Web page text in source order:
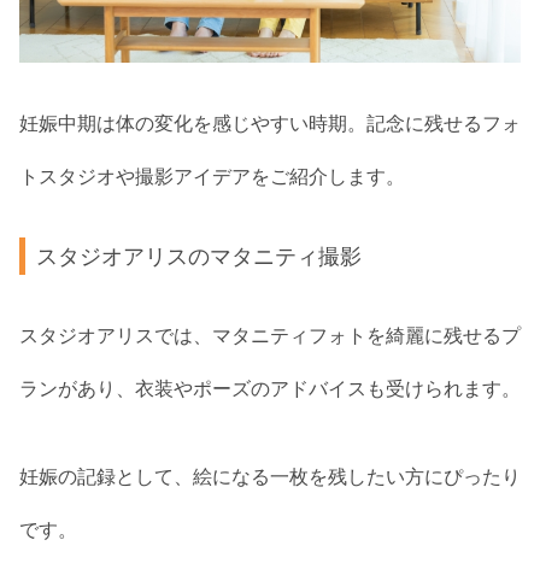
妊娠中期は体の変化を感じやすい時期。記念に残せるフォ
トスタジオや撮影アイデアをご紹介します。
スタジオアリスのマタニティ撮影
スタジオアリスでは、マタニティフォトを綺麗に残せるプ
ランがあり、衣装やポーズのアドバイスも受けられます。
妊娠の記録として、絵になる一枚を残したい方にぴったり
です。